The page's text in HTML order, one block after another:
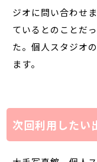
ジオに問い合わせ
ているとのことだ
た。個人スタジオ
ます。
次回利用したい